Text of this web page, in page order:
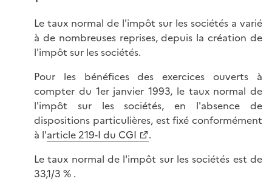
Le taux normal de l'impôt sur les sociétés a varié
à de nombreuses reprises, depuis la création de
l'impôt sur les sociétés.
Pour les bénéfices des exercices ouverts à
compter du 1er janvier 1993, le taux normal de
l'impôt sur les sociétés, en l'absence de
dispositions particulières, est fixé conformément
à l'article 219-I du CGI
.
Le taux normal de l'impôt sur les sociétés est de
33,1/3 % .